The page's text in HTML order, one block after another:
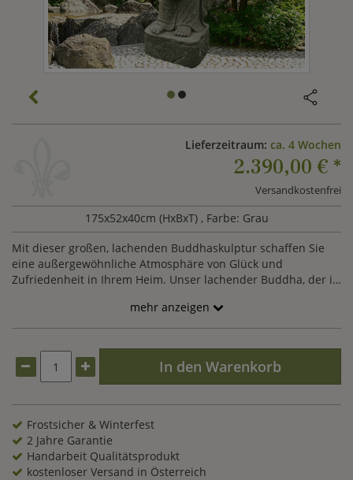
Lieferzeitraum: ca. 4 Wochen
2.390,00 € *
Versandkostenfrei
175x52x40cm (HxBxT) , Farbe: Grau
Mit dieser großen, lachenden Buddhaskulptur schaffen Sie
eine außergewöhnliche Atmosphäre von Glück und
Zufriedenheit in Ihrem Heim. Unser lachender Buddha, der in
durch seinen freundliche und harmonische Ausstrahlung.
Unsere große Buddhafigur aus hochwertigem Naturstein
traditionell dickbäuchig. Unser lachender Buddha aus
Naturstein wird in traditioneller Handarbeit aus einem
Steinblock gemeißelt, ist widerstandsfähig gegen sämtliche
Witterungseinflüsse sowie frostsicher und somit besonders
langlebig. Da es ich bei diesen handbehauenen Buddha
Steinfiguren um echte Unikate und Naturprodukte handelt,
kann eine von Ihnen in unserem Onlineshop bestellte
Buddhaskulptur aus Naturstein in Struktur und Färbung
mehr anzeigen
In den Warenkorb
Frostsicher & Winterfest
2 Jahre Garantie
Handarbeit Qualitätsprodukt
kostenloser Versand in Österreich